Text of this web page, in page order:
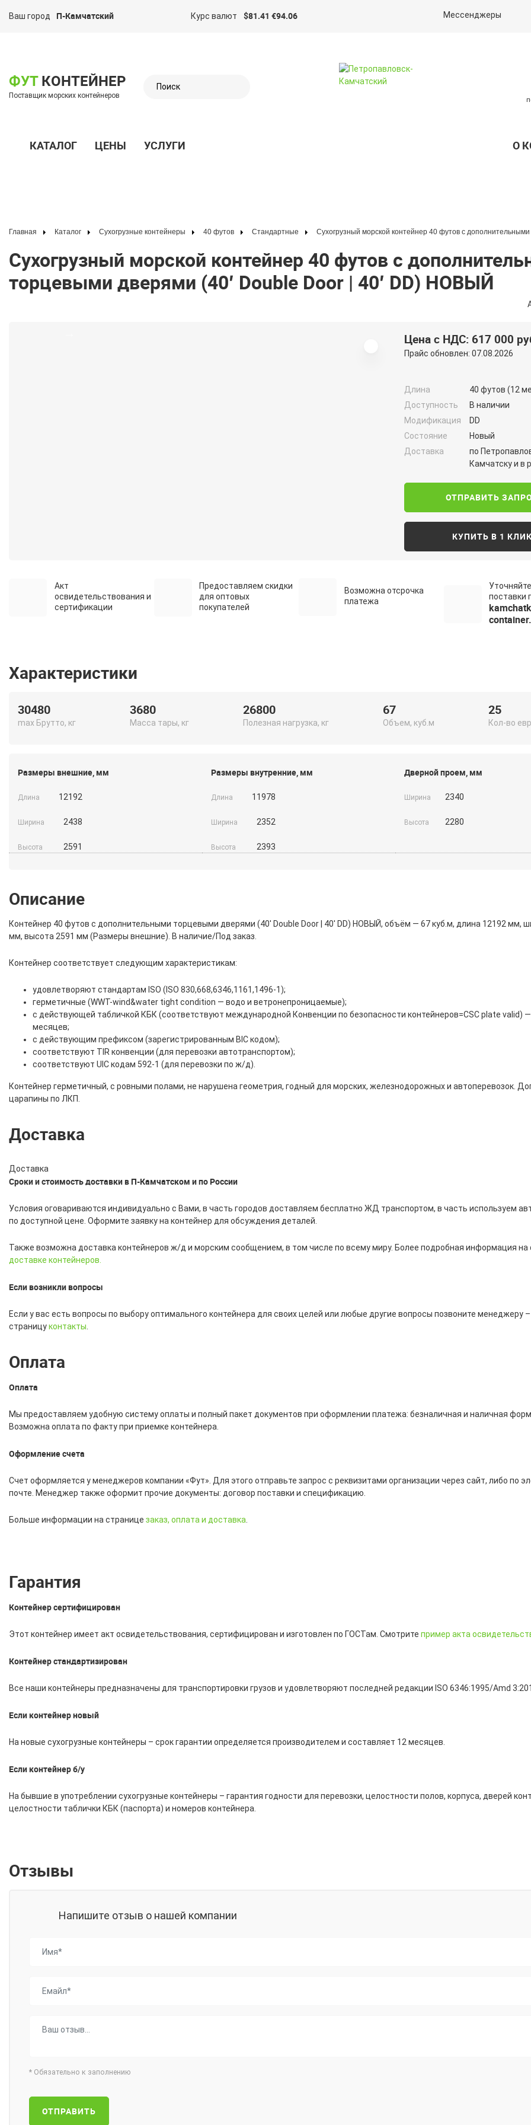
Ваш город П-Камчатский Курс валют $81.41 €94.06 Мессенджеры
ФУТКОНТЕЙНЕР
Поставщик морских контейнеров
КАТАЛОГ ЦЕНЫ УСЛУГИ О
Главная Каталог Сухогрузные контейнеры 40 футов Стандартные Сухогрузный морской контейнер 40 футов с
Сухогрузный морской контейнер 40 футов с дополнительными
торцевыми дверями (40′ Double Door | 40′ DD) НОВЫЙ
Цена с НДС: 617 000
Прайс обновлен: 07.08.2026
Длина
40 футов (12
Доступность
В наличии
Модификация
DD
Состояние
Новый
Доставка
по
Камчатску и в
ОТПРАВИТЬ
КУПИТЬ В 1 КЛИК
Акт
освидетельствования и
сертификации
Предоставляем скидки
для оптовых
покупателей
Возможна отсрочка
платежа
поставки
Характеристики
30480
max Брутто, кг
3680
Масса тары, кг
26800
Полезная нагрузка, кг
67
Объем, куб.м
25
Кол-во
Размеры внешние, мм
Длина 12192
Ширина 2438
Высота 2591
Размеры внутренние, мм
Длина 11978
Ширина 2352
Высота 2393
Дверной проем, мм
Ширина 2340
Высота 2280
Описание
Контейнер 40 футов с дополнительными торцевыми дверями (40′ Double Door | 40′ DD) НОВЫЙ, объём — 67 куб.м, длина 12192 мм,
мм, высота 2591 мм (Размеры внешние). В наличие/Под заказ.
Контейнер соответствует следующим характеристикам:
удовлетворяют стандартам ISO (ISO 830,668,6346,1161,1496-1);
герметичные (WWT-wind&water tight condition — водо и ветронепроницаемые);
с действующей табличкой КБК (соответствуют международной Конвенции по безопасности контейнеров=CSC plate valid)
месяцев;
с действующим префиксом (зарегистрированным BIC кодом);
соответствуют TIR конвенции (для перевозки автотранспортом);
соответствуют UIC кодам 592-1 (для перевозки по ж/д).
Контейнер герметичный, с ровными полами, не нарушена геометрия, годный для морских, железнодорожных и автоперевозок.
царапины по ЛКП.
Доставка
Доставка
Сроки и стоимость доставки в П-Камчатском и по России
Условия оговариваются индивидуально с Вами, в часть городов доставляем бесплатно ЖД транспортом, в часть используем
по доступной цене. Оформите заявку на контейнер для обсуждения деталей.
Также возможна доставка контейнеров ж/д и морским сообщением, в том числе по всему миру. Более подробная информация на
доставке контейнеров.
Если возникли вопросы
Если у вас есть вопросы по выбору оптимального контейнера для своих целей или любые другие вопросы позвоните менеджеру
страницуконтакты
Оплата
Оплата
Мы предоставляем удобную систему оплаты и полный пакет документов при оформлении платежа: безналичная и наличная
Возможна оплата по факту при приемке контейнера.
Оформление счета
Счет оформляется у менеджеров компании «Фут». Для этого отправьте запрос с реквизитами организации через сайт, либо по
почте. Менеджер также оформит прочие документы: договор поставки и спецификацию.
Больше информации на странице заказ, оплата и доставка
Гарантия
Контейнер сертифицирован
Этот контейнер имеет акт освидетельствования, сертифицирован и изготовлен по ГОСТам. Смотрите пример акта
Контейнер стандартизирован
Все наши контейнеры предназначены для транспортировки грузов и удовлетворяют последней редакции ISO 6346:1995/Amd
Если контейнер новый
На новые сухогрузные контейнеры – срок гарантии определяется производителем и составляет 12 месяцев.
Если контейнер б/у
На бывшие в употреблении сухогрузные контейнеры – гарантия годности для перевозки, целостности полов, корпуса, дверей
целостности таблички КБК (паспорта) и номеров контейнера.
Отзывы
Напишите отзыв о нашей компании
* Обязательно к заполнению
ОТПРАВИТЬ